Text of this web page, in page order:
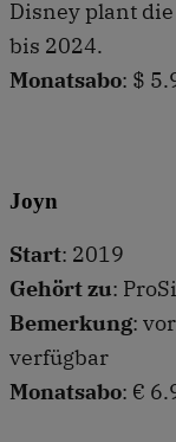
Disney plant
bis 2024.
Monatsabo: $
Joyn
Start: 2019
Gehört zu:
Bemerkung:
verfügbar
Monatsabo: €